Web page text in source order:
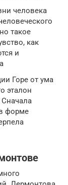
человека
такое
как
и
Горе от ума
эталон
форме